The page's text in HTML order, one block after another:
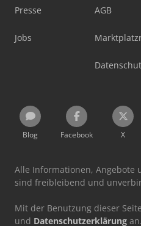
Presse
Jobs
AGB
Blog Facebook X
Alle Informationen, Angebote
sind freibleibend und
Mit der Benutzung dieser
und Datenschutzerklärung an.